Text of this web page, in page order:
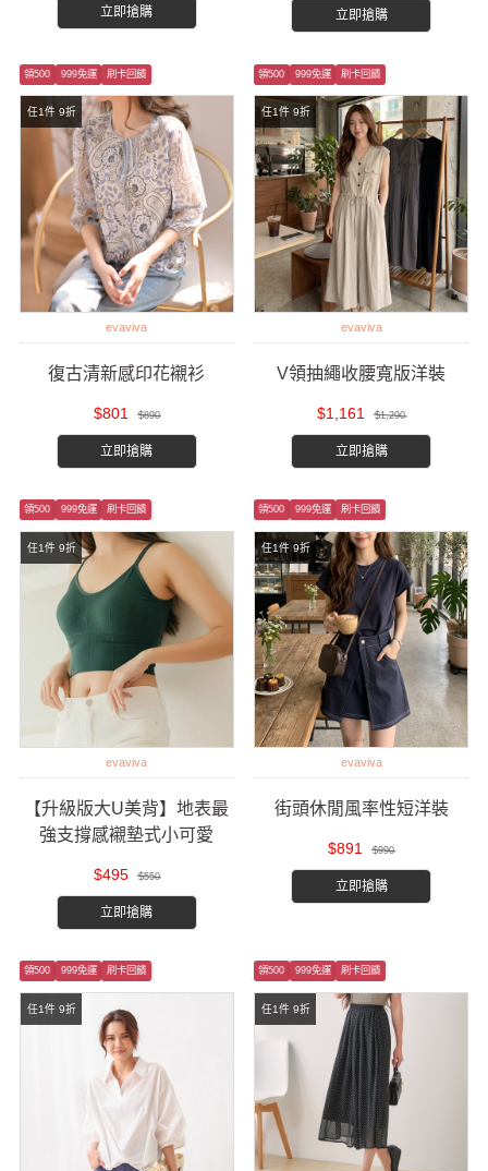
立即搶購 立即搶購
任1件 9折
領500 999免運 刷卡回饋
evaviva
復古清新感印花襯衫
$801 $890
立即搶購
任1件 9折
領500 999免運 刷卡回饋
evaviva
V領抽繩收腰寬版洋裝
$1,161 $1,290
立即搶購
任1件 9折
領500 999免運 刷卡回饋
evaviva
【升級版大U美背】地表最
強支撐感襯墊式小可愛
$495 $550
立即搶購
任1件 9折
領500 999免運 刷卡回饋
evaviva
街頭休閒風率性短洋裝
$891 $990
立即搶購
任1件 9折
領500 999免運 刷卡回饋
任1件 9折
領500 999免運 刷卡回饋